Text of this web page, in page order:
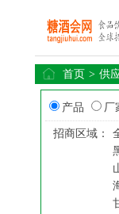
首页 > 供
产品 厂
招商区域：